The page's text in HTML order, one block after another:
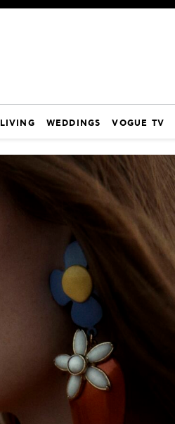
LIVING WEDDINGS VOGUE TV